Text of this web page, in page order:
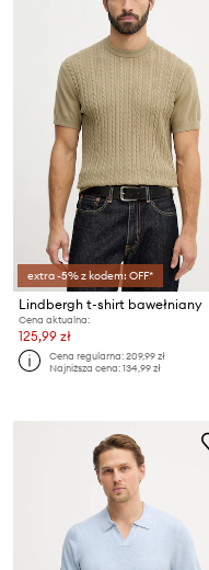
extra -5% z kodem: OFF*
Lindbergh t-shirt bawełniany
Cena aktualna:
125,99 zł
Cena regularna:209,99 zł
Najniższa cena:134,99 zł